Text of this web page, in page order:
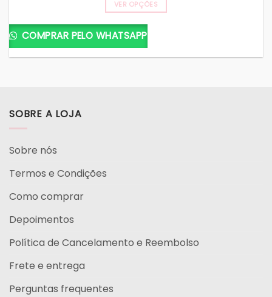
VER OPÇÕES
COMPRAR PELO WHATSAPP
SOBRE A LOJA
Sobre nós
Termos e Condições
Como comprar
Depoimentos
Política de Cancelamento e Reembolso
Frete e entrega
Perguntas frequentes